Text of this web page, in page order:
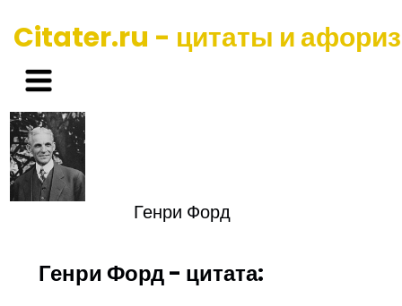
Citater.ru - цитаты и
Генри Форд
Генри Форд - цитата: